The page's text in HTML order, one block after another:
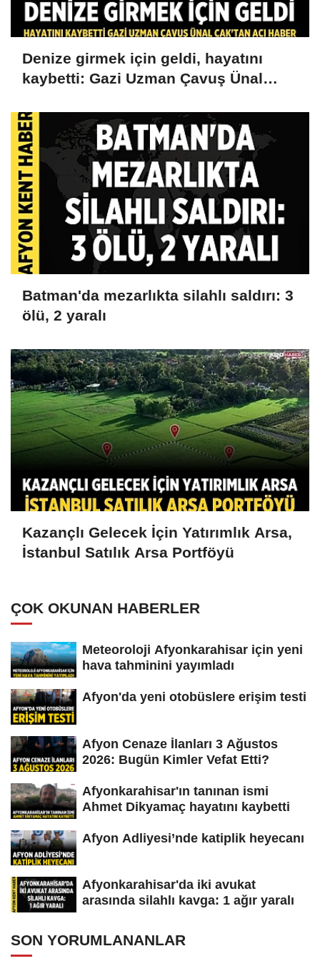
Denize girmek için geldi, hayatını
kaybetti: Gazi Uzman Çavuş Ünal
Batman'da mezarlıkta silahlı saldırı: 3
ölü, 2 yaralı
Kazançlı Gelecek İçin Yatırımlık Arsa,
İstanbul Satılık Arsa Portföyü
ÇOK OKUNAN HABERLER
Meteoroloji Afyonkarahisar için yeni
hava tahminini yayımladı
Afyon'da yeni otobüslere erişim testi
Afyon Cenaze İlanları 3 Ağustos
2026: Bugün Kimler Vefat Etti?
Afyonkarahisar'ın tanınan ismi
Ahmet Dikyamaç hayatını kaybetti
Afyon Adliyesi’nde katiplik heyecanı
Afyonkarahisar'da iki avukat
arasında silahlı kavga: 1 ağır yaralı
SON YORUMLANANLAR